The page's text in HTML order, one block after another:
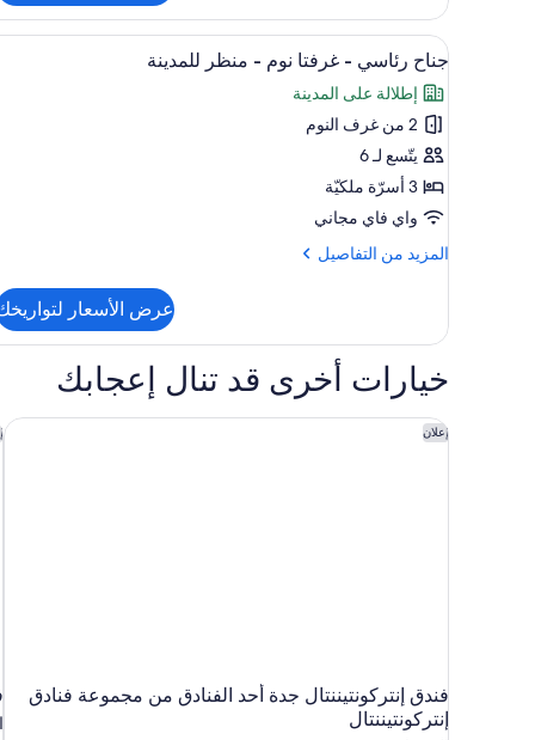
(City
View)
غرفة
بريمير
-
سرير
ملكي
للمدخنين
-
منظر
للمدينة
(City
View)
استعراض
جميع
صور
جناح
رئاسي
-
غرفتا
نوم
-
10
جناح رئاسي - غرفتا نوم - منظر للمدينة
إطلالة على المدينة
2 من غرف النوم
يتّسع لـ 6
3 أسرّة ملكيّة
واي فاي مجاني
المزيد من التفاصيل
المزيد
جناح
رئاسي
-
غرفتا
نوم
-
عرض الأسعار
خيارات أخرى قد تنال إعجابك
إعلان
فندق إنتركونتيننتال جدة أحد الفنادق من مجموعة فنادق
إنتركونتيننتال
فندق إنتركونتيننتال جدة أحد الفنادق من مجموعة فنادق